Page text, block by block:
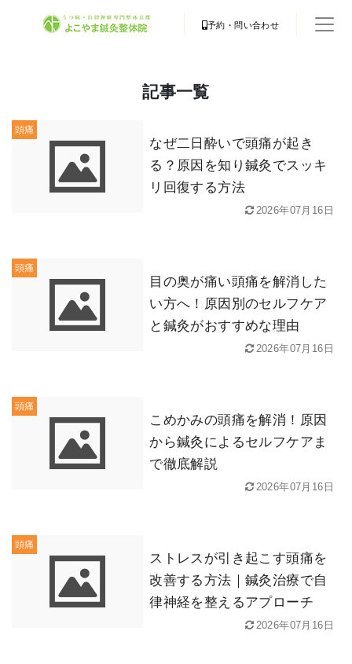
予約・問い合わせ
記事一覧
頭痛
なぜ二日酔いで頭痛が起き
る？原因を知り鍼灸でスッキ
リ回復する方法
2026年07月16日
頭痛
目の奥が痛い頭痛を解消した
い方へ！原因別のセルフケア
と鍼灸がおすすめな理由
2026年07月16日
頭痛
こめかみの頭痛を解消！原因
から鍼灸によるセルフケアま
で徹底解説
2026年07月16日
頭痛
ストレスが引き起こす頭痛を
改善する方法｜鍼灸治療で自
律神経を整えるアプローチ
2026年07月16日